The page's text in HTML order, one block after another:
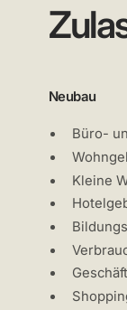
Neubau
Büro-
Kleine